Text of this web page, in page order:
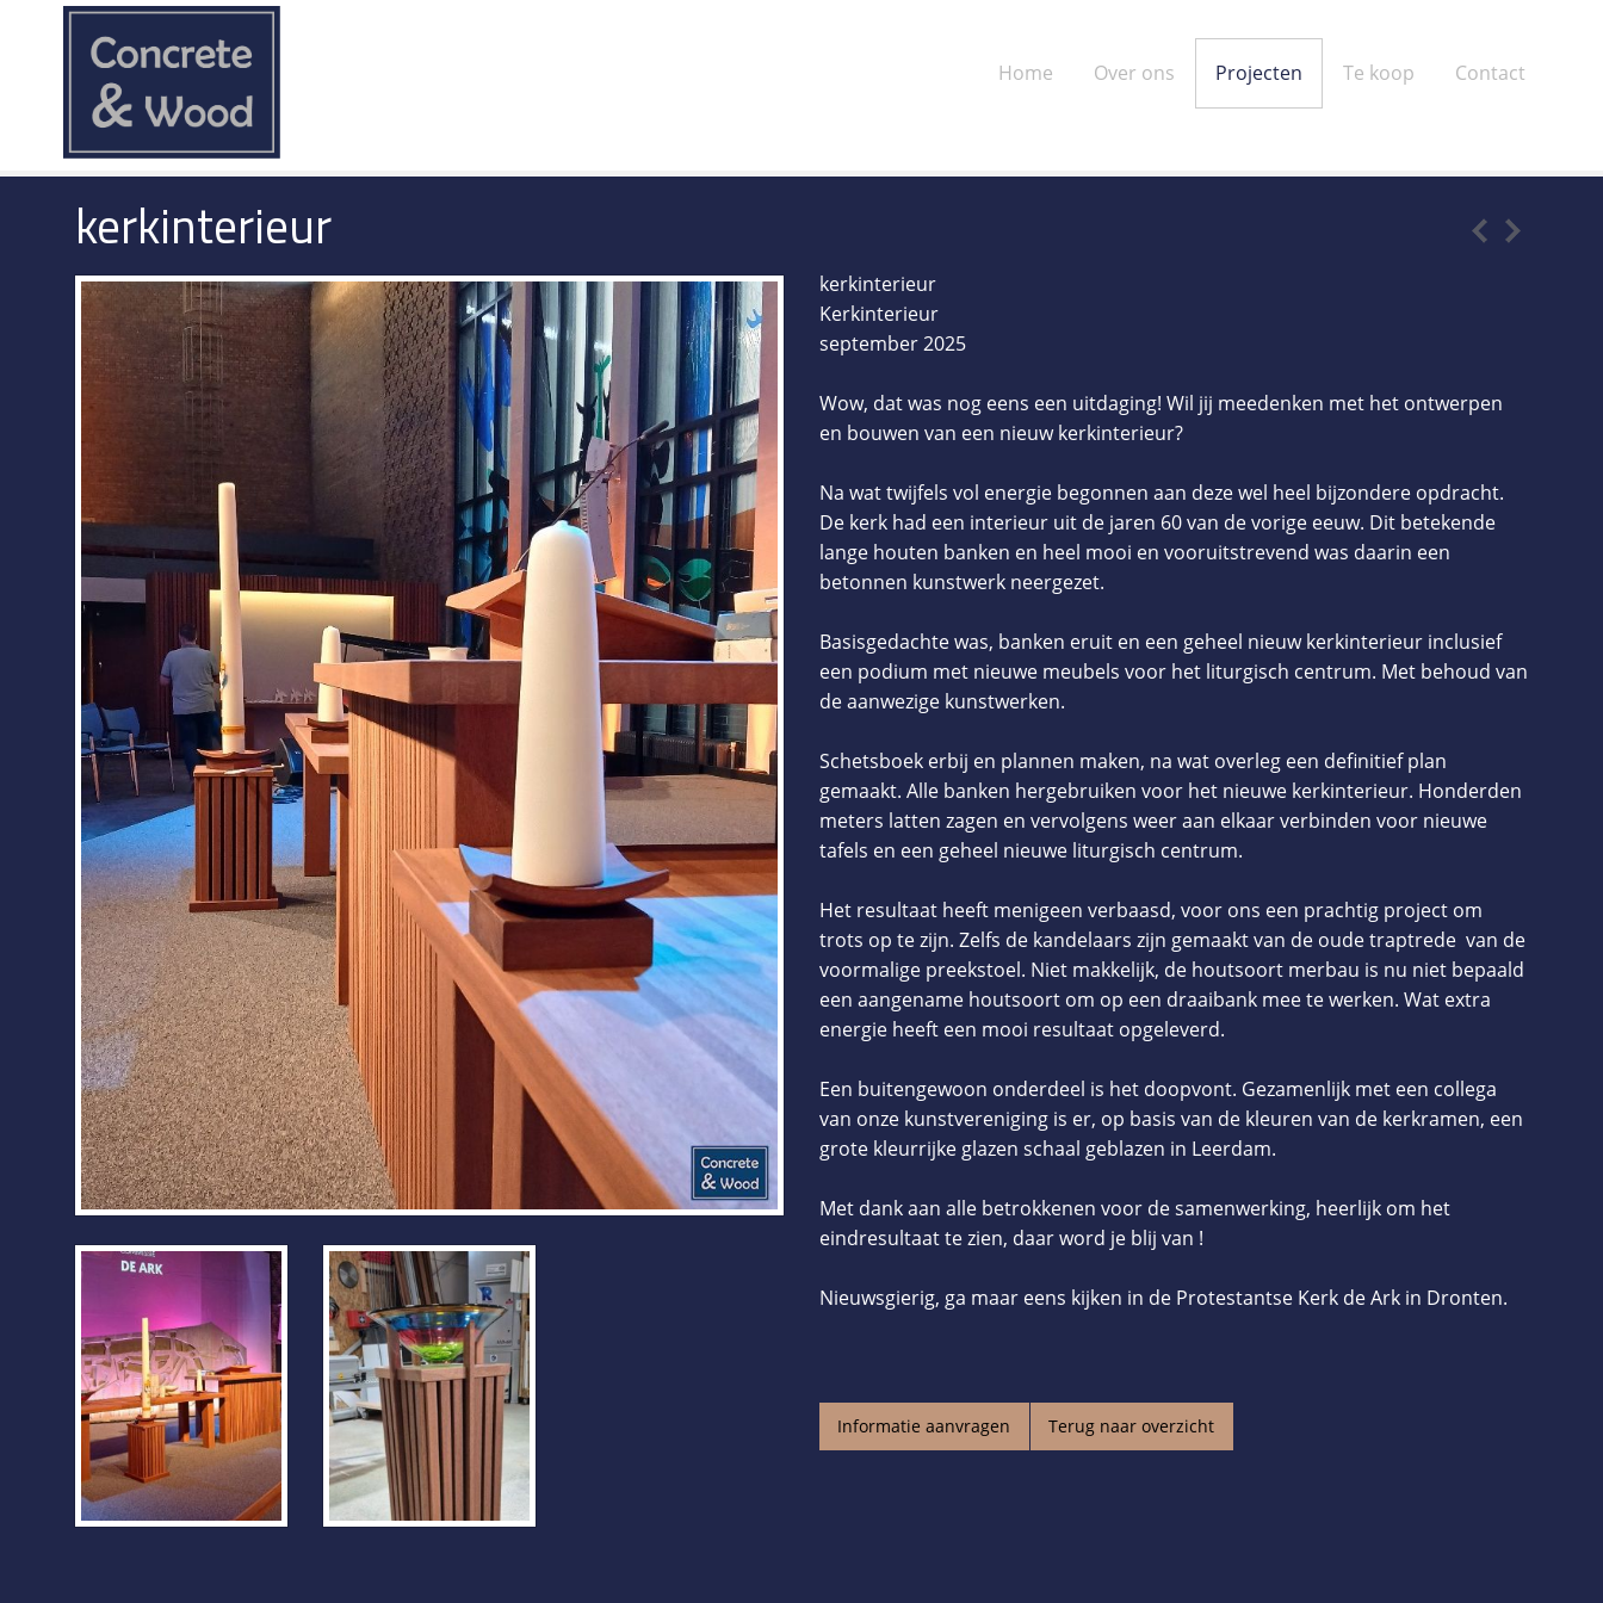
Home Over ons Projecten Te koop Contact
kerkinterieur
kerkinterieur
Kerkinterieur
september 2025
Wow, dat was nog eens een uitdaging! Wil jij meedenken met het ontwerpen
en bouwen van een nieuw kerkinterieur?
Na wat twijfels vol energie begonnen aan deze wel heel bijzondere opdracht.
De kerk had een interieur uit de jaren 60 van de vorige eeuw. Dit betekende
lange houten banken en heel mooi en vooruitstrevend was daarin een
betonnen kunstwerk neergezet.
Basisgedachte was, banken eruit en een geheel nieuw kerkinterieur inclusief
een podium met nieuwe meubels voor het liturgisch centrum. Met behoud van
de aanwezige kunstwerken.
Schetsboek erbij en plannen maken, na wat overleg een definitief plan
gemaakt. Alle banken hergebruiken voor het nieuwe kerkinterieur. Honderden
meters latten zagen en vervolgens weer aan elkaar verbinden voor nieuwe
tafels en een geheel nieuwe liturgisch centrum.
Het resultaat heeft menigeen verbaasd, voor ons een prachtig project om
trots op te zijn. Zelfs de kandelaars zijn gemaakt van de oude traptrede van de
voormalige preekstoel. Niet makkelijk, de houtsoort merbau is nu niet bepaald
een aangename houtsoort om op een draaibank mee te werken. Wat extra
energie heeft een mooi resultaat opgeleverd.
Een buitengewoon onderdeel is het doopvont. Gezamenlijk met een collega
van onze kunstvereniging is er, op basis van de kleuren van de kerkramen, een
grote kleurrijke glazen schaal geblazen in Leerdam.
Met dank aan alle betrokkenen voor de samenwerking, heerlijk om het
eindresultaat te zien, daar word je blij van !
Nieuwsgierig, ga maar eens kijken in de Protestantse Kerk de Ark in Dronten.
Informatie aanvragen Terug naar overzicht